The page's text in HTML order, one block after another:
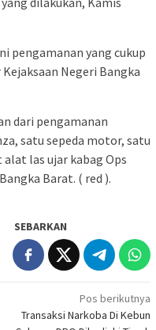
pengamanan yang cukup
Negeri Bangka
dari pengamanan
satu sepeda motor, satu
las ujar kabag Ops
Barat. ( red ).
SEBARKAN
Pos berikutnya
Transaksi Narkoba Di Kebun